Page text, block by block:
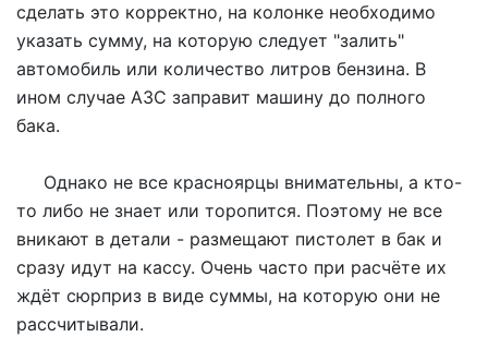
сделать это корректно, на колонке необходимо
указать сумму, на которую следует "залить"
автомобиль или количество литров бензина. В
ином случае АЗС заправит машину до полного
бака.
Однако не все красноярцы внимательны, а кто-
то либо не знает или торопится. Поэтому не все
вникают в детали - размещают пистолет в бак и
сразу идут на кассу. Очень часто при расчёте их
ждёт сюрприз в виде суммы, на которую они не
рассчитывали.